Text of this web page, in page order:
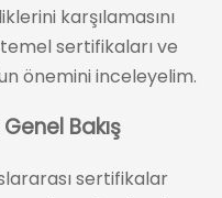
karşılamasını
sertifikaları ve
önemini inceleyelim.
Bakış
sertifikalar